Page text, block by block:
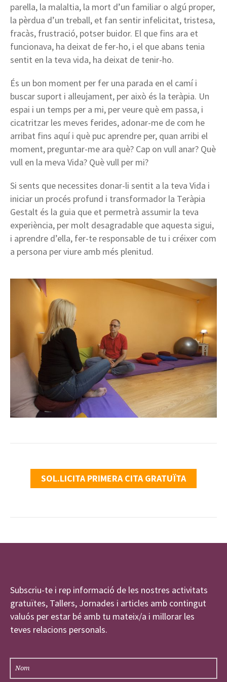
parella, la malaltia, la mort d’un familiar o algú proper,
la pèrdua d’un treball, et fan sentir infelicitat, tristesa,
fracàs, frustració, potser buidor. El que fins ara et
funcionava, ha deixat de fer-ho, i el que abans tenia
sentit en la teva vida, ha deixat de tenir-ho.
És un bon moment per fer una parada en el camí i
buscar suport i alleujament, per això és la teràpia. Un
espai i un temps per a mi, per veure què em passa, i
cicatritzar les meves ferides, adonar-me de com he
arribat fins aquí i què puc aprendre per, quan arribi el
moment, preguntar-me ara què? Cap on vull anar? Què
vull en la meva Vida? Què vull per mi?
Si sents que necessites donar-li sentit a la teva Vida i
iniciar un procés profund i transformador la Teràpia
Gestalt és la guia que et permetrà assumir la teva
experiència, per molt desagradable que aquesta sigui,
i aprendre d’ella, fer-te responsable de tu i créixer com
a persona per viure amb més plenitud.
SOL.LICITA PRIMERA CITA GRATUÏTA
Subscriu-te i rep informació de les nostres activitats
gratuïtes, Tallers, Jornades i articles amb contingut
valuós per estar bé amb tu mateix/a i millorar les
teves relacions personals.